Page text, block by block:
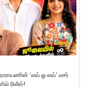
‘லவ் ஓ லவ்’ டீசர்
ரிலீஸ்!